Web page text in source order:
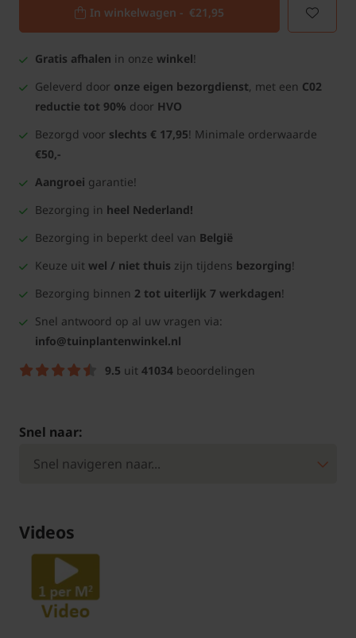
In winkelwagen - €21,95
Gratis afhalen in onze winkel!
Geleverd door onze eigen bezorgdienst, met een C02
reductie tot 90% door HVO
Bezorgd voor slechts € 17,95! Minimale orderwaarde
€50,-
Aangroei garantie!
Bezorging in heel Nederland!
Bezorging in beperkt deel van België
Keuze uit wel / niet thuis zijn tijdens bezorging!
Bezorging binnen 2 tot uiterlijk 7 werkdagen!
Snel antwoord op al uw vragen via:
info@tuinplantenwinkel.nl
9.5 uit 41034 beoordelingen
Snel naar:
Videos